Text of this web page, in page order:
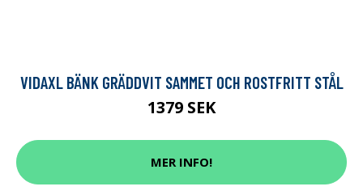
VIDAXL BÄNK GRÄDDVIT SAMMET OCH ROSTFRITT STÅL
1379 SEK
MER INFO!